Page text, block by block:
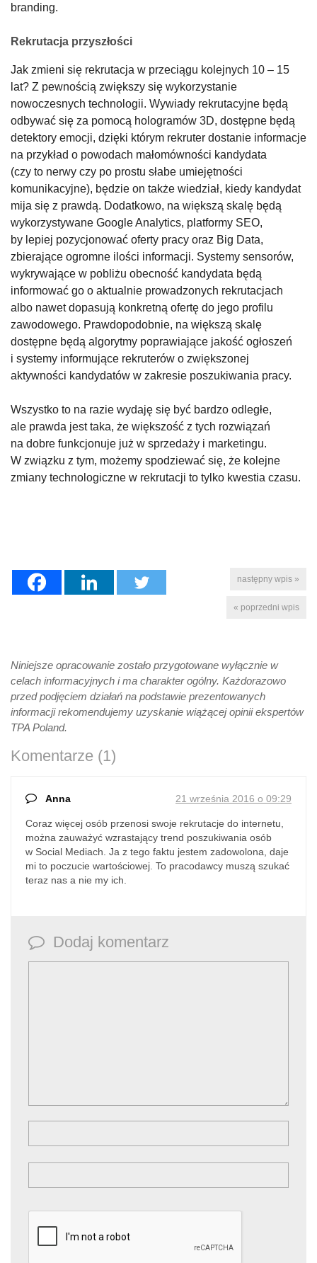
branding.
Rekrutacja przyszłości
Jak zmieni się rekrutacja w przeciągu kolejnych 10 – 15
lat? Z pewnością zwiększy się wykorzystanie
nowoczesnych technologii. Wywiady rekrutacyjne będą
odbywać się za pomocą hologramów 3D, dostępne będą
detektory emocji, dzięki którym rekruter dostanie informacje
na przykład o powodach małomówności kandydata
(czy to nerwy czy po prostu słabe umiejętności
komunikacyjne), będzie on także wiedział, kiedy kandydat
mija się z prawdą. Dodatkowo, na większą skalę będą
wykorzystywane Google Analytics, platformy SEO,
by lepiej pozycjonować oferty pracy oraz Big Data,
zbierające ogromne ilości informacji. Systemy sensorów,
wykrywające w pobliżu obecność kandydata będą
informować go o aktualnie prowadzonych rekrutacjach
albo nawet dopasują konkretną ofertę do jego profilu
zawodowego. Prawdopodobnie, na większą skalę
dostępne będą algorytmy poprawiające jakość ogłoszeń
i systemy informujące rekruterów o zwiększonej
aktywności kandydatów w zakresie poszukiwania pracy.
Wszystko to na razie wydaję się być bardzo odległe,
ale prawda jest taka, że większość z tych rozwiązań
na dobre funkcjonuje już w sprzedaży i marketingu.
W związku z tym, możemy spodziewać się, że kolejne
zmiany technologiczne w rekrutacji to tylko kwestia czasu.
następny wpis »
« poprzedni wpis
Niniejsze opracowanie zostało przygotowane wyłącznie w
celach informacyjnych i ma charakter ogólny. Każdorazowo
przed podjęciem działań na podstawie prezentowanych
informacji rekomendujemy uzyskanie wiążącej opinii ekspertów
TPA Poland.
Komentarze (1)
Anna 21 września 2016 o 09:29
Coraz więcej osób przenosi swoje rekrutacje do internetu,
można zauważyć wzrastający trend poszukiwania osób
w Social Mediach. Ja z tego faktu jestem zadowolona, daje
mi to poczucie wartościowej. To pracodawcy muszą szukać
teraz nas a nie my ich.
Dodaj komentarz